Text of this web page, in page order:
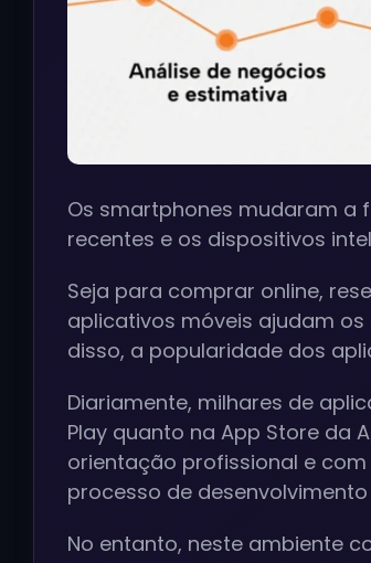
Os smartphones mudaram a
recentes e os dispositivos
Seja para comprar online,
aplicativos móveis ajudam
disso, a popularidade dos
Diariamente, milhares de
Play quanto na App Store da
orientação profissional e
processo de
No entanto, neste ambiente